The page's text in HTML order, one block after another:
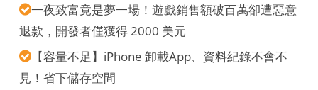
一夜致富竟是夢一場！遊戲銷售額破百萬卻遭惡意
退款，開發者僅獲得 2000 美元
【容量不足】iPhone 卸載App、資料紀錄不會不
見！省下儲存空間